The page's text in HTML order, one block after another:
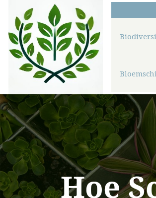
Hoe